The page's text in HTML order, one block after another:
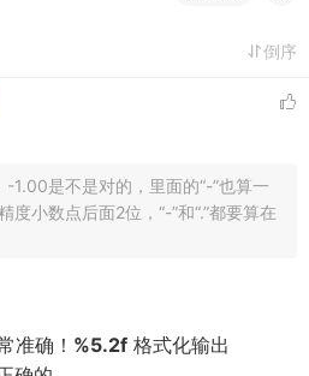
倒序
1.00是不是对的，里面的“-”也算一
度小数点后面2位，“-”和“.”都要算在
准确！ %5.2f 格式化输出